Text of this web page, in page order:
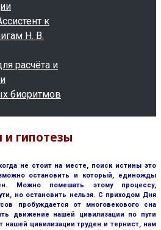
к
Н. В.
расчёта и
биоритмов
гипотезы
не стоит на месте, поиск истины это
остановить и который, единожды
Можно помешать этому процессу,
но остановить нельзя. С приходом Дня
пробуждается от многовекового сна
движение нашей цивилизации по пути
нашей цивилизации труден и тернист, нам